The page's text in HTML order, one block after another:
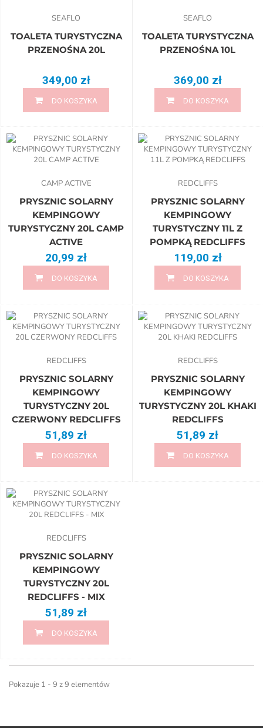
SEAFLO
TOALETA TURYSTYCZNA
PRZENOŚNA 20L
349,00 zł
DO KOSZYKA
SEAFLO
TOALETA TURYSTYCZNA
PRZENOŚNA 10L
369,00 zł
DO KOSZYKA
CAMP ACTIVE
PRYSZNIC SOLARNY
KEMPINGOWY
TURYSTYCZNY 20L CAMP
ACTIVE
20,99 zł
DO KOSZYKA
REDCLIFFS
PRYSZNIC SOLARNY
KEMPINGOWY
TURYSTYCZNY 11L Z
POMPKĄ REDCLIFFS
119,00 zł
DO KOSZYKA
REDCLIFFS
PRYSZNIC SOLARNY
KEMPINGOWY
TURYSTYCZNY 20L
CZERWONY REDCLIFFS
51,89 zł
DO KOSZYKA
REDCLIFFS
PRYSZNIC SOLARNY
KEMPINGOWY
TURYSTYCZNY 20L KHAKI
REDCLIFFS
51,89 zł
DO KOSZYKA
REDCLIFFS
PRYSZNIC SOLARNY
KEMPINGOWY
TURYSTYCZNY 20L
REDCLIFFS - MIX
51,89 zł
DO KOSZYKA
Pokazuje 1 - 9 z 9 elementów